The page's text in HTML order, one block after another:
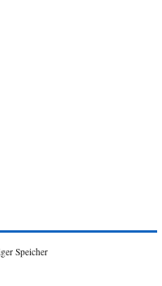
Speicher